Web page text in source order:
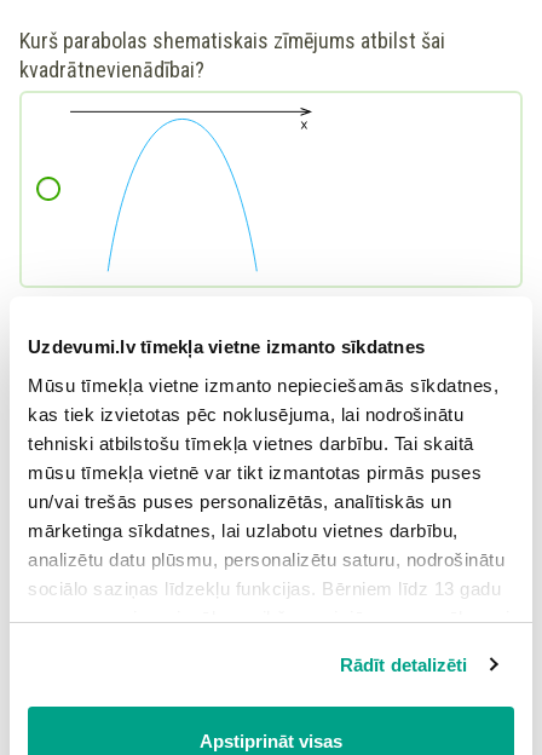
Uzdevumi.lv tīmekļa vietne izmanto sīkdatnes
Mūsu tīmekļa vietne izmanto nepieciešamās sīkdatnes,
kas tiek izvietotas pēc noklusējuma, lai nodrošinātu
tehniski atbilstošu tīmekļa vietnes darbību. Tai skaitā
mūsu tīmekļa vietnē var tikt izmantotas pirmās puses
un/vai trešās puses personalizētās, analītiskās un
mārketinga sīkdatnes, lai uzlabotu vietnes darbību,
analizētu datu plūsmu, personalizētu saturu, nodrošinātu
sociālo saziņas līdzekļu funkcijas. Bērniem līdz 13 gadu
vecumam pirms izvēles veikšanas ir jāprasa vecāka vai
Spiežot uz pogas “Apstiprināt visas”, Jūs piekrītat visām
sīkdatnēm, kas atrodas šajā tīmekļa vietnē, ieskaitot
trešo pušu mārketinga sīkdatnes. Spiežot uz pogas
Rādīt detalizēti
Apstiprināt visas
Kurš parabolas shematiskais zīmējums atbilst šai
kvadrātnevienādībai?
Materiālu sagatavoja Mg. math. Laima Baltiņa